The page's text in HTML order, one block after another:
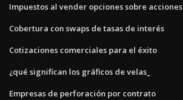
Impuestos al vender opciones sobre acciones
Cobertura con swaps de tasas de interés
Cotizaciones comerciales para el éxito
¿qué significan los gráficos de velas_
Empresas de perforación por contrato